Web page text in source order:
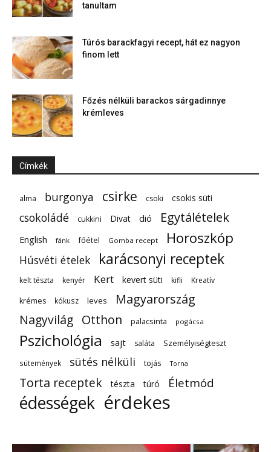
tanultam
Túrós barackfagyi recept, hát ez nagyon
finom lett
Főzés nélküli barackos sárgadinnye
krémleves
Címkék
alma burgonya csirke csoki csokis süti
csokoládé cukkini Divat dió Egytálételek
English fánk főétel Gomba recept Horoszkóp
Húsvéti ételek karácsonyi receptek
kelt tészta kenyér Kert kevert süti kifli
Kreatív
krémes
kókusz leves
Magyarország
Nagyvilág Otthon palacsinta pogácsa
Pszichológia sajt saláta Személyiségteszt
sütemények sütés nélküli tojás Torna
Torta receptek tészta túró Életmód
édességek érdekes